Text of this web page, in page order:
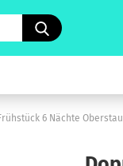
Suche...
6 Nächte